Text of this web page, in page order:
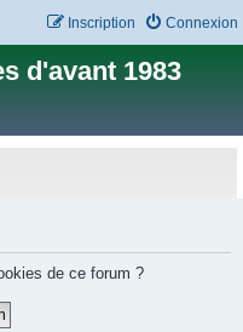
Connexion
Inscription
d'avant 1983
de ce forum ?